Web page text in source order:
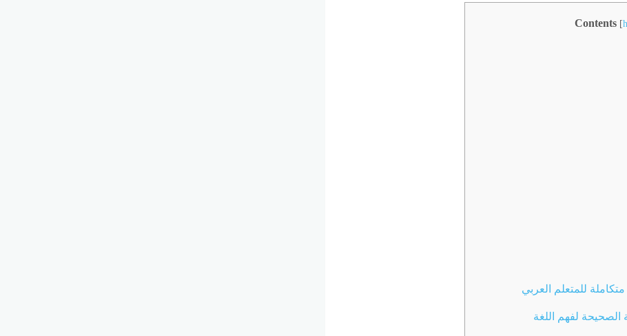
Contents [
متكاملة للمتعلم العربي
الصحيحة لفهم اللغة